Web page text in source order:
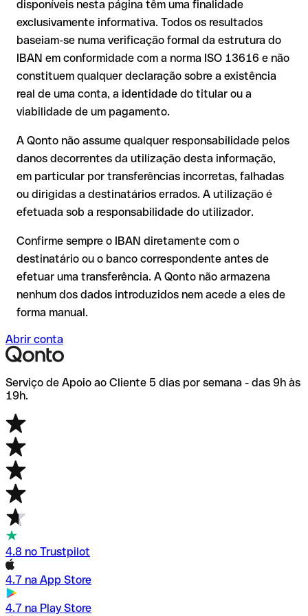
corresponder a nenhuma conta real. Por exemplo, se foram
transpostos dígitos e a combinação resultante é formalmente
válida.
por escrito, especialmente em novas relações comerciais ou
com montantes elevados. A existência de uma conta só pode
ser verificada pelo próprio Keytrade Bank Sa/Nv ou através de
uma transferência de teste.
O banco destinatário é obrigado a colaborar na
recuperação dos fundos;
A sua instituição pode iniciar um processo de reclamação a
seu pedido;
A devolução não está garantida, especialmente se o
destinatário já tiver utilizado o dinheiro
recuperação é consideravelmente mais complexa e implica
comissões adicionais.
Recomendação
: verifique cada IBAN antes de efetuar uma
transferência com o nosso IBAN Checker gratuito e, em caso
de dúvida, confirme-o diretamente com o destinatário. Esta
precaução é especialmente importante com montantes
elevados ou em novas relações comerciais.
disponíveis nesta página têm uma finalidade
exclusivamente informativa. Todos os resultados
baseiam-se numa verificação formal da estrutura do
IBAN em conformidade com a norma ISO 13616 e não
constituem qualquer declaração sobre a existência
real de uma conta, a identidade do titular ou a
viabilidade de um pagamento.
A Qonto não assume qualquer responsabilidade pelos
danos decorrentes da utilização desta informação,
em particular por transferências incorretas, falhadas
ou dirigidas a destinatários errados. A utilização é
efetuada sob a responsabilidade do utilizador.
Confirme sempre o IBAN diretamente com o
destinatário ou o banco correspondente antes de
efetuar uma transferência. A Qonto não armazena
nenhum dos dados introduzidos nem acede a eles de
forma manual.
Abrir conta
Serviço de Apoio ao Cliente 5 dias por semana - das 9h às
19h.
4.8 no Trustpilot
4.7 na App Store
4.7 na Play Store